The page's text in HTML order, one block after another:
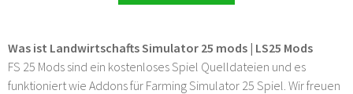
Was ist Landwirtschafts Simulator 25 mods | LS25 Mods
FS 25 Mods sind ein kostenloses Spiel Quelldateien und es
funktioniert wie Addons für Farming Simulator 25 Spiel. Wir freuen